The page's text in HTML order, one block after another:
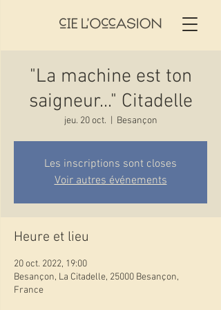
"La machine est ton
saigneur..." Citadelle
jeu. 20 oct. Besançon
Les inscriptions sont closes
Voir autres événements
Heure et lieu
20 oct. 2022, 19:00
Besançon, La Citadelle, 25000 Besançon,
France